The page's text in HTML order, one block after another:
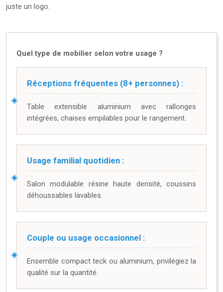
juste un logo.
Quel type de mobilier selon votre usage ?
Réceptions fréquentes (8+ personnes) :
Table extensible aluminium avec rallonges
intégrées, chaises empilables pour le rangement.
Usage familial quotidien :
Salon modulable résine haute densité, coussins
déhoussables lavables.
Couple ou usage occasionnel :
Ensemble compact teck ou aluminium, privilégiez la
qualité sur la quantité.